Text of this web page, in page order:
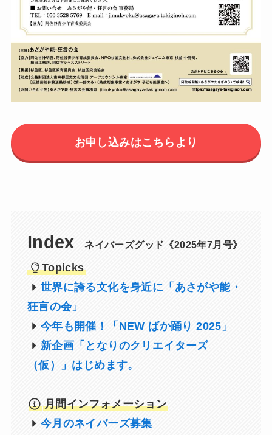
お申し込みはこちらより
Index ネイバーズグッド《2025年7月号》
Topicks
世界に誇る文化を身近に「あさがや能・
狂言の会」
今年も開催！「NEW ばか踊り 2025」
新企画「となりのクリエイターズ
（仮）」はじめます。
月間インフォメーション
今月のネイバーズ募集